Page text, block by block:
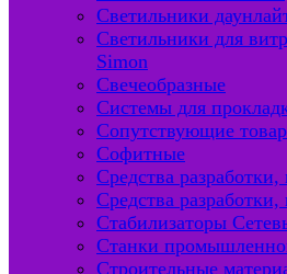
Светильники
Светильники для
Simon
Свечеобразные
Системы для
Сопутствующие
Софитные
Средства
Средства
Стабилизаторы
Станки
Строительные